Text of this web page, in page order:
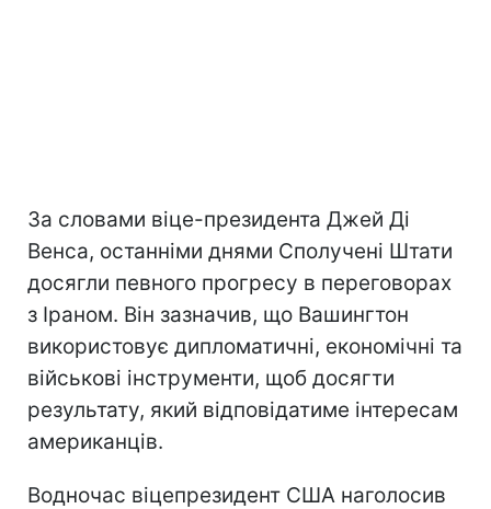
За словами віце-президента Джей Ді
Венса, останніми днями Сполучені Штати
досягли певного прогресу в переговорах
з Іраном. Він зазначив, що Вашингтон
використовує дипломатичні, економічні та
військові інструменти, щоб досягти
результату, який відповідатиме інтересам
американців.
Водночас віцепрезидент США наголосив